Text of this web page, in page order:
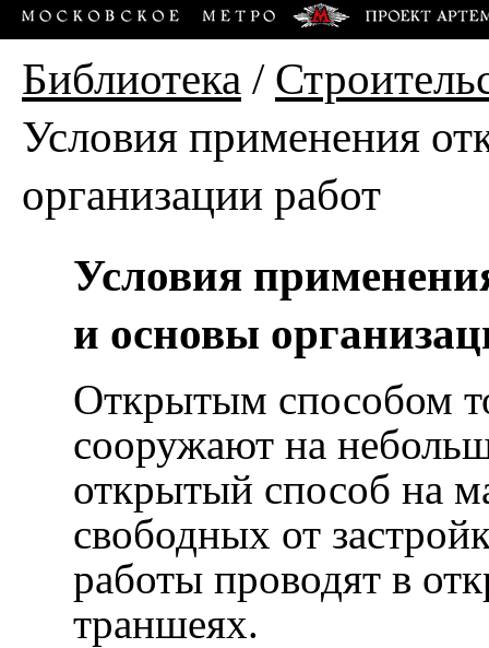
Библиотека /
Условия применения
организации работ
Условия
и основы
Открытым способом
сооружают на
открытый способ на
свободных от
работы проводят в
траншеях.